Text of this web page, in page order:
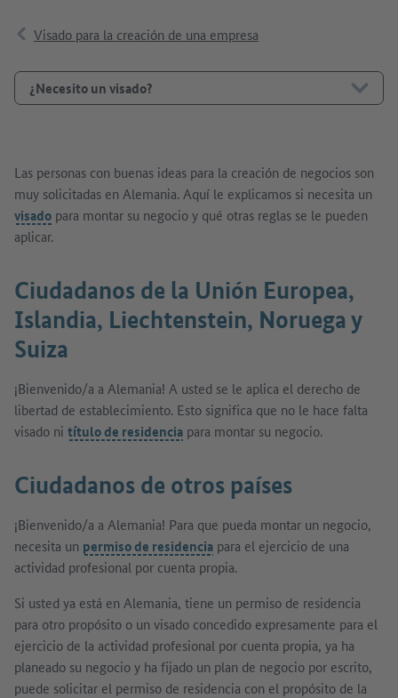
Visado para la creación de una empresa
¿Necesito un visado?
Las personas con buenas ideas para la creación de negocios son
muy solicitadas en Alemania. Aquí le explicamos si necesita un
visado para montar su negocio y qué otras reglas se le pueden
aplicar.
Ciudadanos de la Unión Europea,
Islandia, Liechtenstein, Noruega y
Suiza
¡Bienvenido/a a Alemania! A usted se le aplica el derecho de
libertad de establecimiento. Esto significa que no le hace falta
visado ni título de residencia para montar su negocio.
Ciudadanos de otros países
¡Bienvenido/a a Alemania! Para que pueda montar un negocio,
necesita un permiso de residencia para el ejercicio de una
actividad profesional por cuenta propia.
Si usted ya está en Alemania, tiene un permiso de residencia
para otro propósito o un visado concedido expresamente para el
ejercicio de la actividad profesional por cuenta propia, ya ha
planeado su negocio y ha fijado un plan de negocio por escrito,
puede solicitar el permiso de residencia con el propósito de la